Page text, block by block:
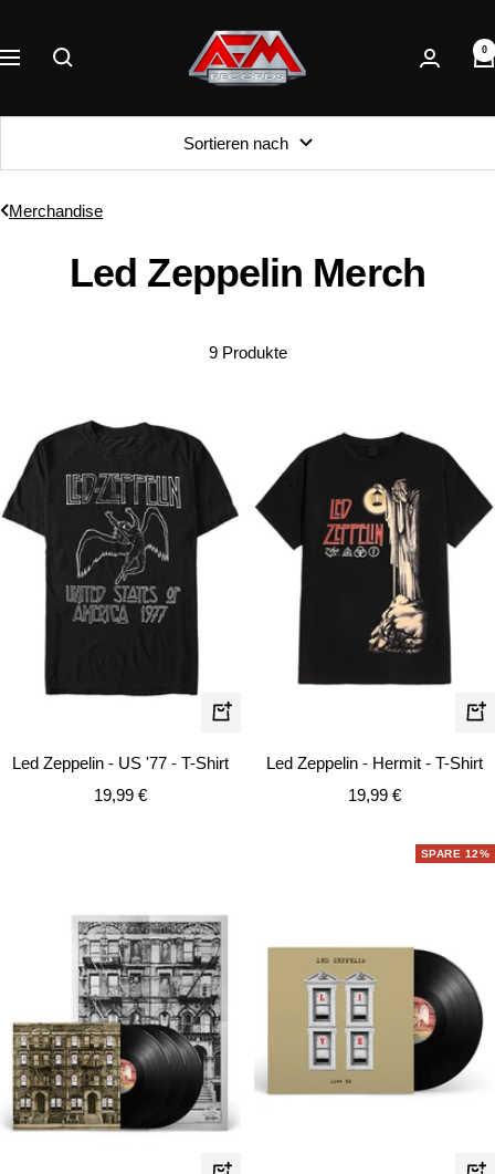
Inhalt
Navigation
AFM
Records
0
Sortieren nach
Merchandise
Led Zeppelin Merch
9 Produkte
Schnellansicht
Led Zeppelin - US '77 - T-Shirt
Angebotspreis
19,99 €
Led Zeppelin - Hermit - T-Shirt
Angebotspreis
19,99 €
SPARE 12%